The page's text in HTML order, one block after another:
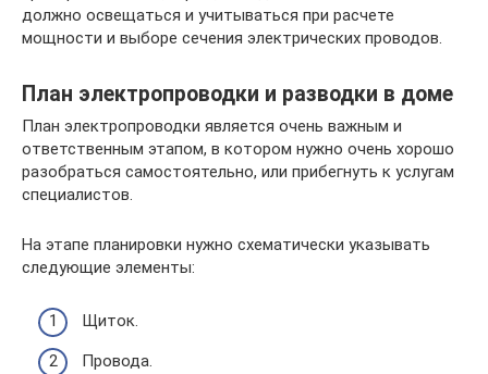
должно освещаться и учитываться при расчете
мощности и выборе сечения электрических проводов.
План электропроводки и разводки в доме
План электропроводки является очень важным и
ответственным этапом, в котором нужно очень хорошо
разобраться самостоятельно, или прибегнуть к услугам
специалистов.
На этапе планировки нужно схематически указывать
следующие элементы:
Щиток.
Провода.